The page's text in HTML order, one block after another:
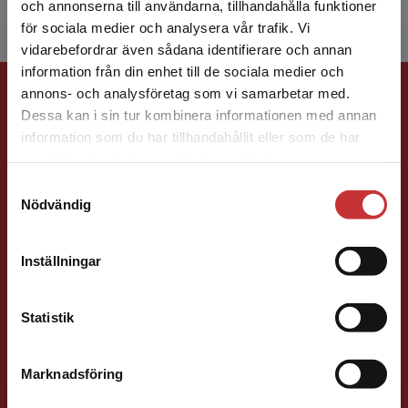
och annonserna till användarna, tillhandahålla funktioner
för sociala medier och analysera vår trafik. Vi
vidarebefordrar även sådana identifierare och annan
information från din enhet till de sociala medier och
annons- och analysföretag som vi samarbetar med.
Dessa kan i sin tur kombinera informationen med annan
information som du har tillhandahållit eller som de har
Nödvändig
Inställningar
Statistik
Marknadsföring
Begränsad fraktregion
Det verkar som att du besöker
studentlitteratur.se via en enhet utanför Sverige.
Vi erbjuder inte leveranser utanför Sverige. För
att kunna slutföra ett köp måste
Förlagskontakt